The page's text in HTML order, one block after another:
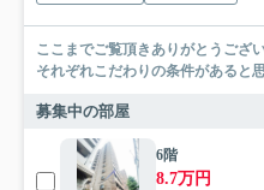
ここまでご覧頂きありがとうございます。 お部屋探しの際
それぞれこだわりの条件があると
募集中の部屋
6階
8.7万円